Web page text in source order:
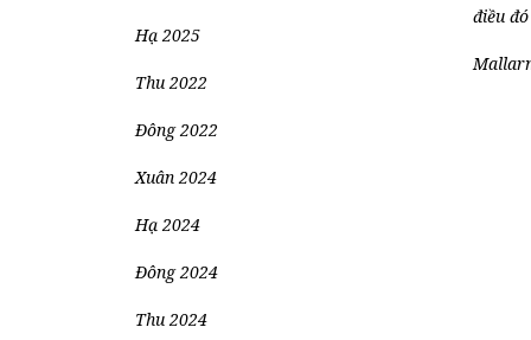
Hạ 2025
Thu 2022
Đông 2022
Xuân 2024
Hạ 2024
Đông 2024
Thu 2024
điều đó